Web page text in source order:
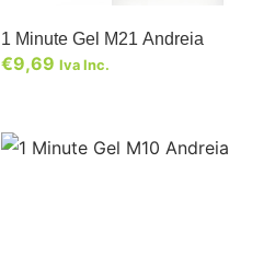
1 Minute Gel M21 Andreia
€9,69 Iva Inc.